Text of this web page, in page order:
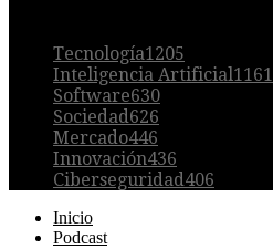
Tecnología1205
Inteligencia Artificial1161
Software630
Sociedad626
Mercado446
Innovación436
Ciberseguridad406
Inicio
Podcast